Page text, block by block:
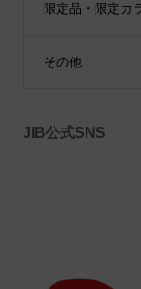
限定品・限定カ
その他
JIB公式SNS